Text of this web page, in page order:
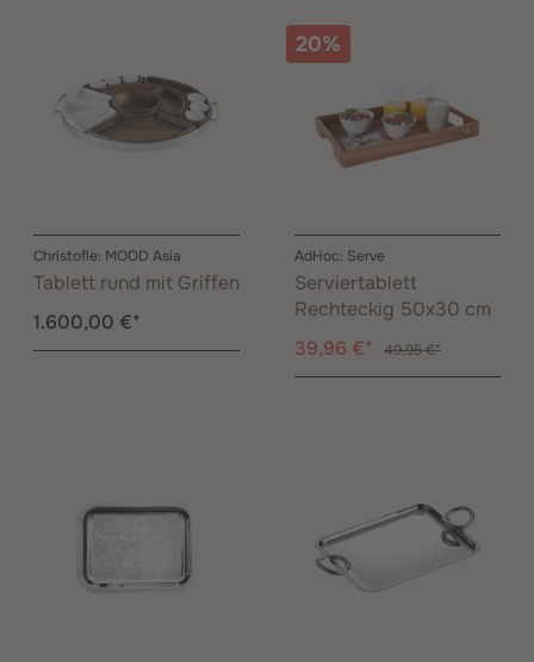
Christofle: MOOD Asia
Tablett rund mit Griffen
1.600,00 €*
20%
AdHoc: Serve
Serviertablett
Rechteckig 50x30 cm
39,96 €*
49,95 €*